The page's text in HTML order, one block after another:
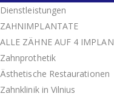
Dienstleistungen
ZAHNIMPLANTATE
ALLE ZÄHNE AUF 4
Zahnprothetik
Ästhetische Restaurationen
Zahnklinik in Vilnius